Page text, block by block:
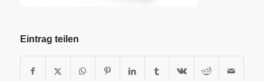
Eintrag teilen